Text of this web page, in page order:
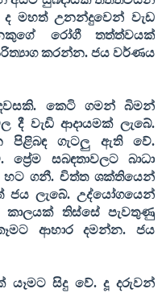
ද මහත් උනන්දුවෙන් වැඩ
රෝගී තත්ත්වයක්
කරන්න. ජය වර්ණය
කෙටි ගමන් බිමන්
දී වැඩි ආදායමක් ලැබේ.
පිළිබඳ ගැටලු ඇති වේ.
සබඳතාවලට බාධා
හට ගනී. චිත්ත ශක්තියෙන්
ලැබේ. උද්යෝගයෙන්
තිස්සේ පැවතුණු
ආහාර දමන්න. ජය
සිදු වේ. දූ දරුවන්